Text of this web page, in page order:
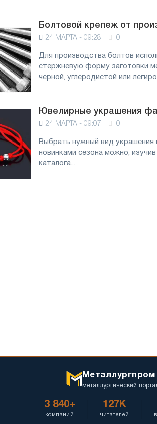
Болтовой крепеж от
24 МАРТА - 09:28 0
Для производства болтов
стержневую форму заготовки
черной, углеродистой или
Ювелирные украшения
24 МАРТА - 09:07 0
Выбрать нужный вид украшения
новинками сезона можно,
каталога...
Металлургпром
металлургический
3 840+
компаний
127K
читателей